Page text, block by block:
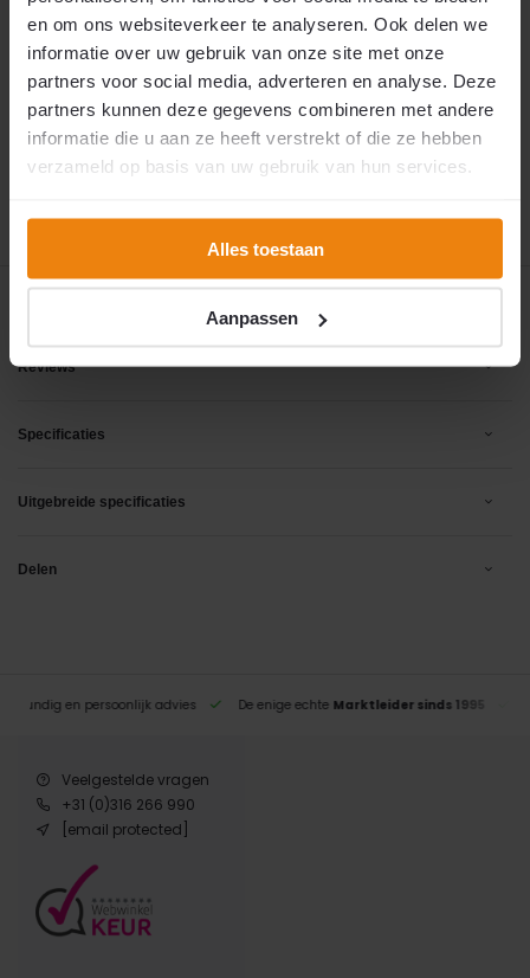
en om ons websiteverkeer te analyseren. Ook delen we
informatie over uw gebruik van onze site met onze
partners voor social media, adverteren en analyse. Deze
partners kunnen deze gegevens combineren met andere
informatie die u aan ze heeft verstrekt of die ze hebben
verzameld op basis van uw gebruik van hun services.
Alles toestaan
Aanpassen
pakket
mailen of bellen met vragen over een snellere
levering of exacte leverdatum. De assemblage
gebeurt binnen een sociale werkplaats voor
arbeidsmatige dagbesteding en is afhankelijk
van de beschikbare cliënten en begeleiding. Wij
kunnen hier geen extra druk op leggen. Bedankt
voor uw begrip.
🚚 Verwachte verzending: 9 oktober 2026
Reviews
Specificaties
Uitgebreide specificaties
Delen
en persoonlijk advies De enige echte Marktleider sinds 1995
Veelgestelde vragen
+31 (0)316 266 990
[email protected]